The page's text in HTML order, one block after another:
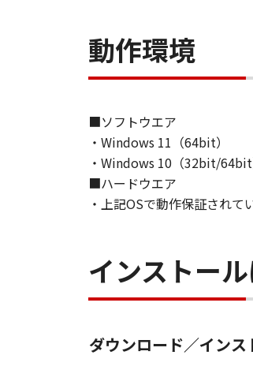
３．著作権表示
お客様は、「本ソ
４．所有権
「本ソフトウェア
５．輸出
お客様は、日本
６．サポートおよ
動作環境
■ソフトウエア
・Windows 11（64bit）
・Windows 10（32bit/64bit
■ハードウエア
・上記OSで動作保証されて
インストー
ダウンロード／インス